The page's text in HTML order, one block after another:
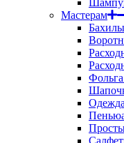
Мастерам
Бахилы